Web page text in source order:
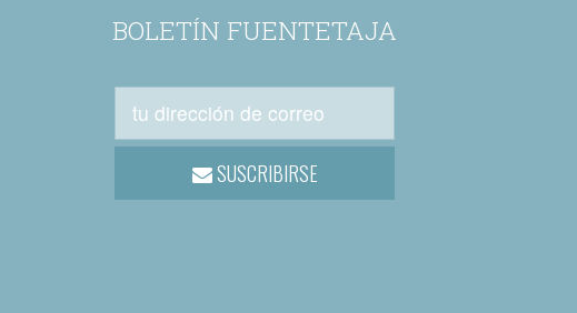
BOLETÍN FUENTETAJA
SUSCRIBIRSE